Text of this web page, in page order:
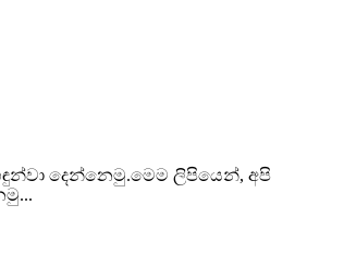
දෙන්නෙමු.මෙම ලිපියෙන්, අපි